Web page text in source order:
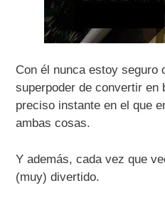
Con él nunca estoy seguro
superpoder de convertir en
preciso instante en el que
ambas cosas.
Y además, cada vez que
(muy) divertido.